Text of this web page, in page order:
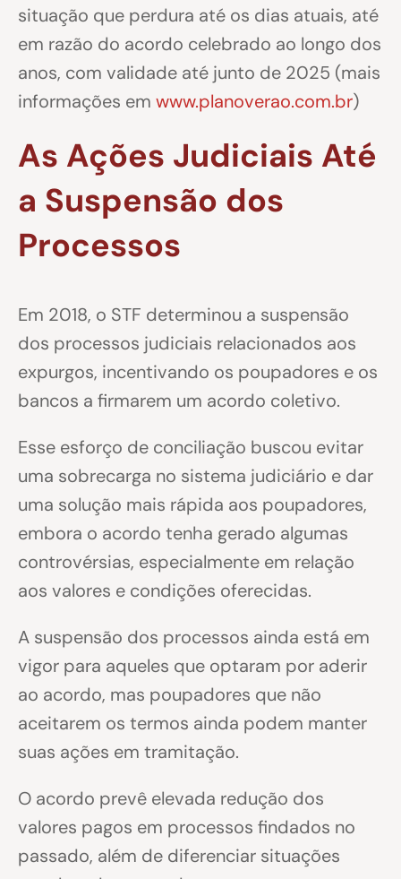
situação que perdura até os dias atuais, até
em razão do acordo celebrado ao longo dos
anos, com validade até junto de 2025 (mais
informações em www.planoverao.com.br)
As Ações Judiciais Até
a Suspensão dos
Processos
Em 2018, o STF determinou a suspensão
dos processos judiciais relacionados aos
expurgos, incentivando os poupadores e os
bancos a firmarem um acordo coletivo.
Esse esforço de conciliação buscou evitar
uma sobrecarga no sistema judiciário e dar
uma solução mais rápida aos poupadores,
embora o acordo tenha gerado algumas
controvérsias, especialmente em relação
aos valores e condições oferecidas.
A suspensão dos processos ainda está em
vigor para aqueles que optaram por aderir
ao acordo, mas poupadores que não
aceitarem os termos ainda podem manter
suas ações em tramitação.
O acordo prevê elevada redução dos
valores pagos em processos findados no
passado, além de diferenciar situações